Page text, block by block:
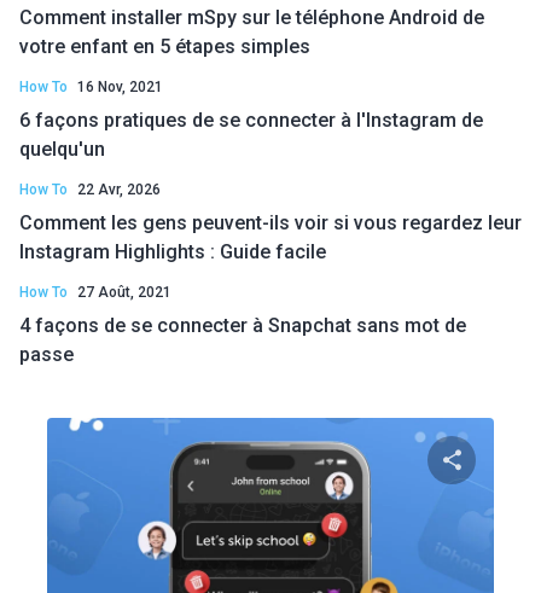
Comment installer mSpy sur le téléphone Android de
votre enfant en 5 étapes simples
How To 16 Nov, 2021
6 façons pratiques de se connecter à l'Instagram de
quelqu'un
How To 22 Avr, 2026
Comment les gens peuvent-ils voir si vous regardez leur
Instagram Highlights : Guide facile
How To 27 Août, 2021
4 façons de se connecter à Snapchat sans mot de
passe